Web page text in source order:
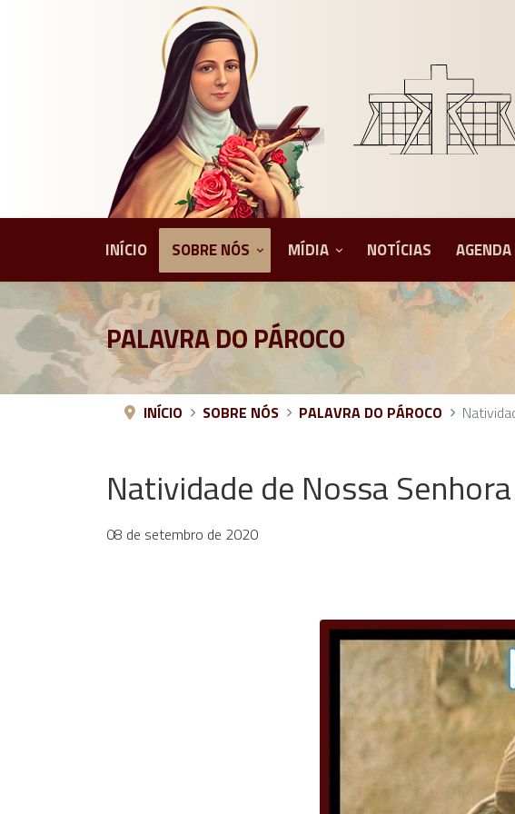
INÍCIO SOBRE NÓS MÍDIA NOTÍCIAS AGENDA
PALAVRA DO PÁROCO
INÍCIO SOBRE NÓS PALAVRA DO PÁROCO
Natividade de Nossa Senhora
08 de setembro de 2020